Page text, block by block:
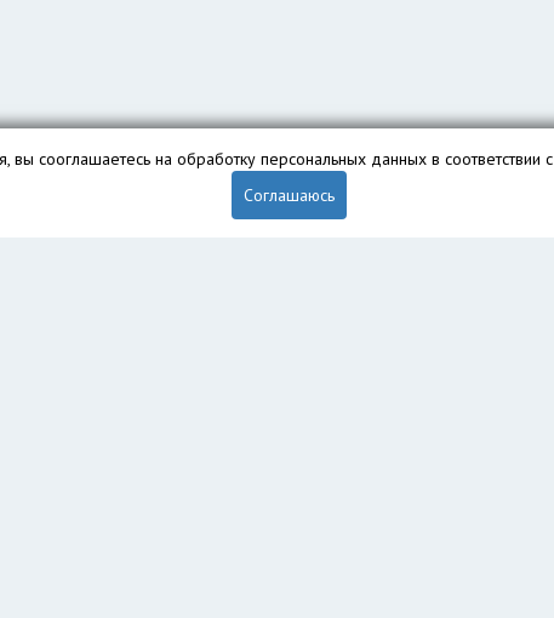
вы сооглашаетесь на обработку персональных данных в соответствии с
Соглашаюсь